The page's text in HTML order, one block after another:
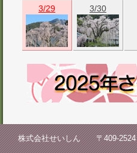
3/29 3/30
株式会社せいしん 〒409-